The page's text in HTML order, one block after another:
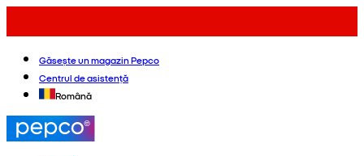
Găsește un magazin Pepco
Centrul de asistență
Română